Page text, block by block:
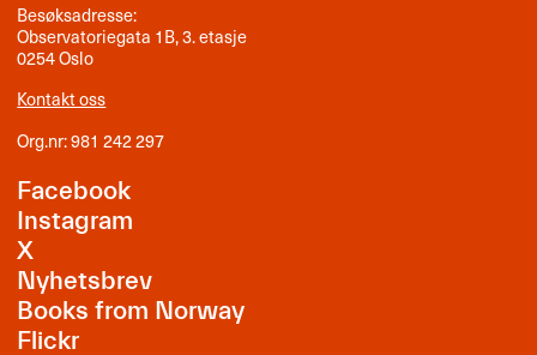
Besøksadresse:
Observatoriegata 1B, 3. etasje
0254 Oslo
Kontakt oss
Org.nr: 981 242 297
Facebook
Instagram
X
Nyhetsbrev
Books from Norway
Flickr